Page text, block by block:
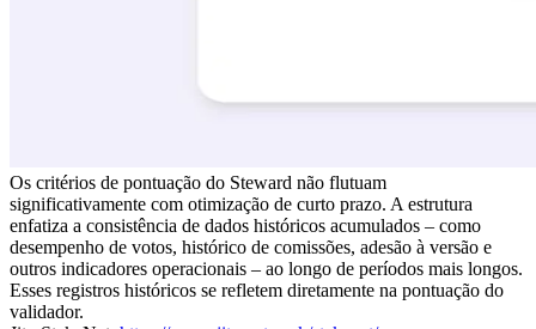
Os critérios de pontuação do Steward não flutuam
significativamente com otimização de curto prazo. A estrutura
enfatiza a consistência de dados históricos acumulados – como
desempenho de votos, histórico de comissões, adesão à versão e
outros indicadores operacionais – ao longo de períodos mais longos.
Esses registros históricos se refletem diretamente na pontuação do
validador.